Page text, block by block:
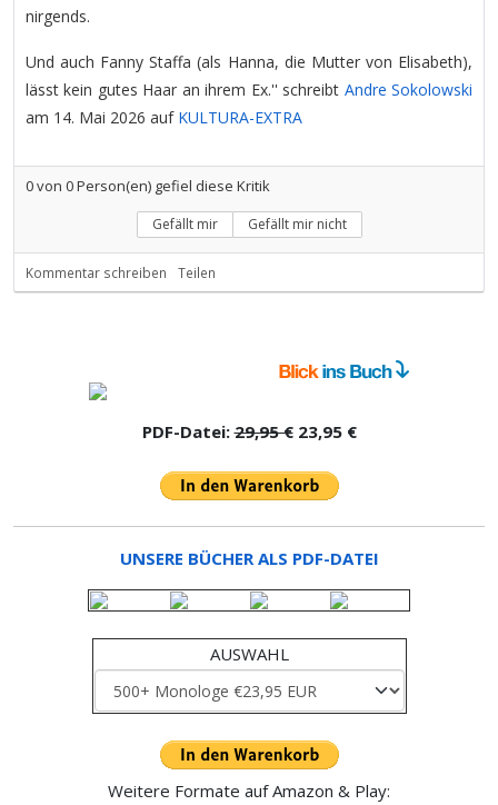
nirgends.
Und auch Fanny Staffa (als Hanna, die Mutter von Elisabeth),
lässt kein gutes Haar an ihrem Ex.'' schreibt Andre Sokolowski
am 14. Mai 2026 auf KULTURA-EXTRA
0von 0Person(en) gefiel diese Kritik
Gefällt mir Gefällt mir nicht
Kommentar schreiben Teilen
PDF-Datei:29,95 €23,95 €
UNSERE BÜCHER ALS PDF-DATEI
AUSWAHL
Weitere Formate auf Amazon & Play: